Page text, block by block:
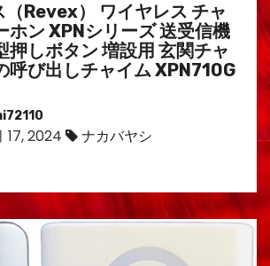
（Revex） ワイヤレス チャ
ホン XPNシリーズ 送受信機
押しボタン 増設用 玄関チャ
呼び出しチャイム XPN710G
17, 2024 ナカバヤシ